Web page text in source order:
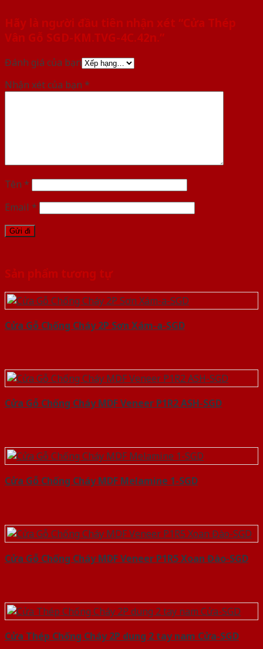
Hãy là người đầu tiên nhận xét “Cửa Thép
Vân Gỗ SGD-KM.TVG-4C.42n.”
Đánh giá của bạn
Nhận xét của bạn *
Tên *
Email *
Sản phẩm tương tự
Cửa Gỗ Chống Cháy 2P Sơn Xám-a-SGD
Cửa Gỗ Chống Cháy MDF Veneer P1R2 ASH-SGD
Cửa Gỗ Chống Cháy MDF Melamine 1-SGD
Cửa Gỗ Chống Cháy MDF Veneer P1R5 Xoan Đào-SGD
Cửa Thép Chống Cháy 2P dung 2 tay nam Cửa-SGD